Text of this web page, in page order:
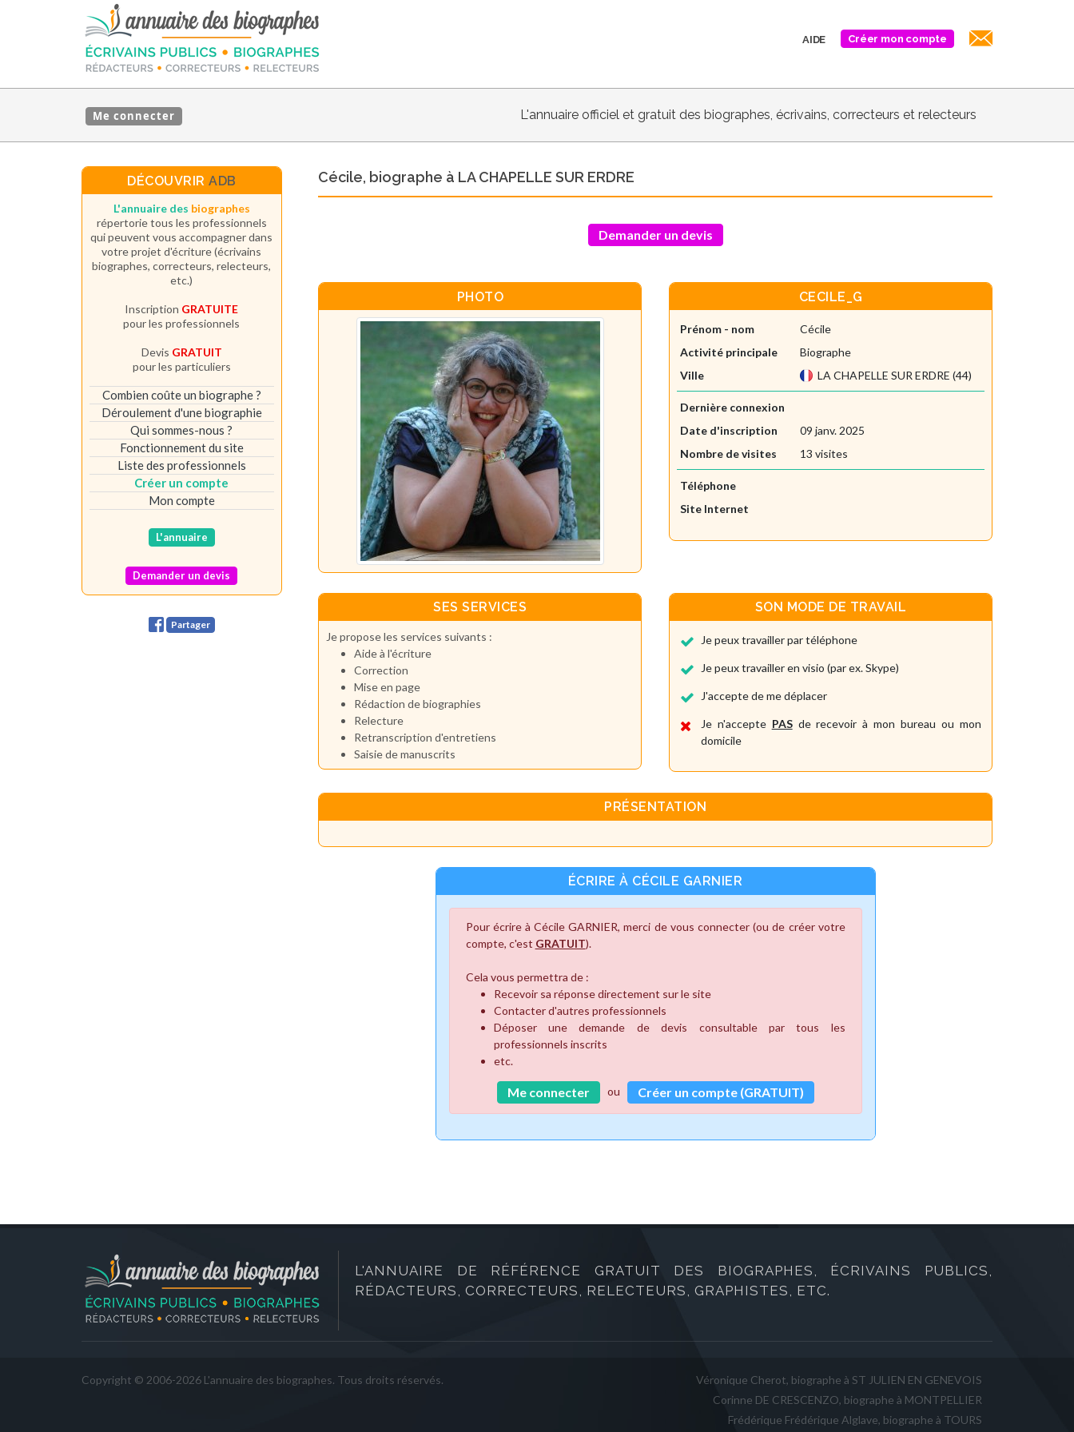
AIDE Créer mon compte
L'annuaire officiel et gratuit des biographes, écrivains, correcteurs et relecteurs
Me connecter
Cécile, biographe à LA CHAPELLE SUR ERDRE
Demander un devis
PHOTO CECILE_G
Prénom - nom
Cécile
Activité principale
Biographe
Ville
LA CHAPELLE SUR ERDRE (44)
Dernière connexion
Date d'inscription
09 janv. 2025
Nombre de visites
13 visites
Téléphone
Site Internet
SES SERVICES
Je propose les services suivants :
Aide à l'écriture
Correction
Mise en page
Rédaction de biographies
Relecture
Retranscription d'entretiens
Saisie de manuscrits
SON MODE DE TRAVAIL
Je peux travailler par téléphone
Je peux travailler en visio (par ex. Skype)
J'accepte de me déplacer
Je n'accepte PASde recevoir à mon bureau ou mon
domicile
PRÉSENTATION
ÉCRIRE À CÉCILE GARNIER
Pour écrire à Cécile GARNIER, merci de vous connecter (ou de créer votre
compte, c'est GRATUIT).
Cela vous permettra de :
Recevoir sa réponse directement sur le site
Contacter d'autres professionnels
Déposer une demande de devis consultable par tous les
professionnels inscrits
etc.
Me connecter ou Créer un compte (GRATUIT)
DÉCOUVRIRADB
L'annuaire des biographes
répertorie tous les professionnels
qui peuvent vous accompagner dans
votre projet d'écriture (écrivains
biographes, correcteurs, relecteurs,
etc.)
Inscription GRATUITE
pour les professionnels
Devis GRATUIT
pour les particuliers
Combien coûte un biographe ?
Déroulement d'une biographie
Qui sommes-nous ?
Fonctionnement du site
Liste des professionnels
Créer un compte
Mon compte
L'annuaire
Demander un devis
Partager
L'ANNUAIRE DE RÉFÉRENCE GRATUIT DES BIOGRAPHES, ÉCRIVAINS PUBLICS,
RÉDACTEURS, CORRECTEURS, RELECTEURS, GRAPHISTES, ETC.
Copyright © 2006-2026 L'annuaire des biographes. Tous droits réservés.
Véronique Cherot, biographe à ST JULIEN EN GENEVOIS
Corinne DE CRESCENZO, biographe à MONTPELLIER
Frédérique Frédérique Alglave, biographe à TOURS